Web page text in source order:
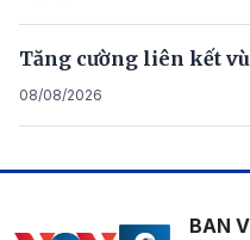
Tăng cường liên kết
08/08/2026
BAN